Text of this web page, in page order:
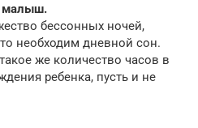
малыш.
бессонных ночей,
необходим дневной сон.
же количество часов в
ребенка, пусть и не